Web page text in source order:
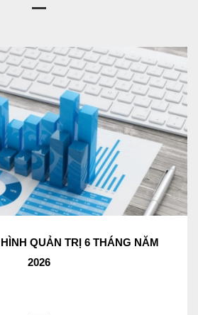
QUẢN TRỊ 6 THÁNG NĂM
2026